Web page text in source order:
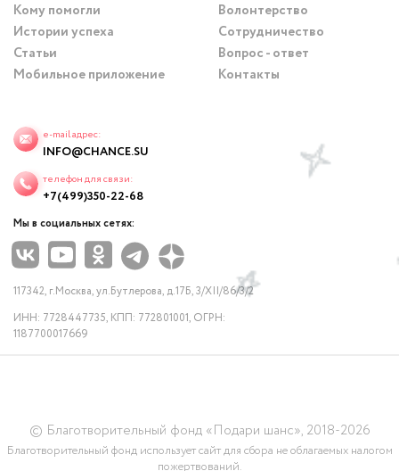
Кому помогли
Истории успеха
Статьи
Мобильное приложение
Волонтерство
Сотрудничество
Вопрос - ответ
Контакты
e-mail адрес:
INFO@CHANCE.SU
телефон для связи:
+7(499)350-22-68
Мы в социальных сетях:
117342, г.Москва, ул.Бутлерова, д.17Б, 3/XII/86/3/2
ИНН: 7728447735, КПП: 772801001, ОГРН:
1187700017669
© Благотворительный фонд «Подари шанс», 2018-2026
Благотворительный фонд использует сайт для сбора не облагаемых налогом
пожертвований.